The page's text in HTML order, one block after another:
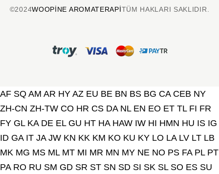
©2024WOOPINE AROMATERAPITÜM HAKLARI SAKLIDIR.
AF SQ AM AR HY AZ EU BE BN BS BG CA CEB NY
ZH-CN ZH-TW CO HR CS DA NL EN EO ET TL FI FR
FY GL KA DE EL GU HT HA HAW IW HI HMN HU IS IG
ID GA IT JA JW KN KK KM KO KU KY LO LA LV LT LB
MK MG MS ML MT MI MR MN MY NE NO PS FA PL PT
PA RO RU SM GD SR ST SN SD SI SK SL SO ES SU